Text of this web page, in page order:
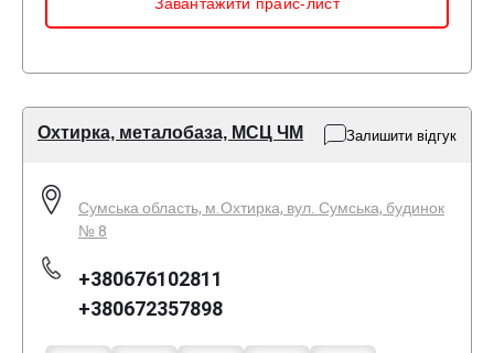
Охтирка, металобаза, МСЦ ЧМ Залишити відгук
Сумська область, м.Охтирка, вул. Сумська, будинок
№ 8
+380676102811
+380672357898